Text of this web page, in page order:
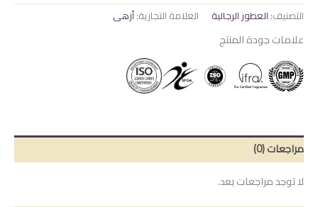
التصنيف: العطور الرجالية العلامة التجارية:أزهى
علامات جودة المنتج
مراجعات (0)
لا توجد مراجعات بعد.